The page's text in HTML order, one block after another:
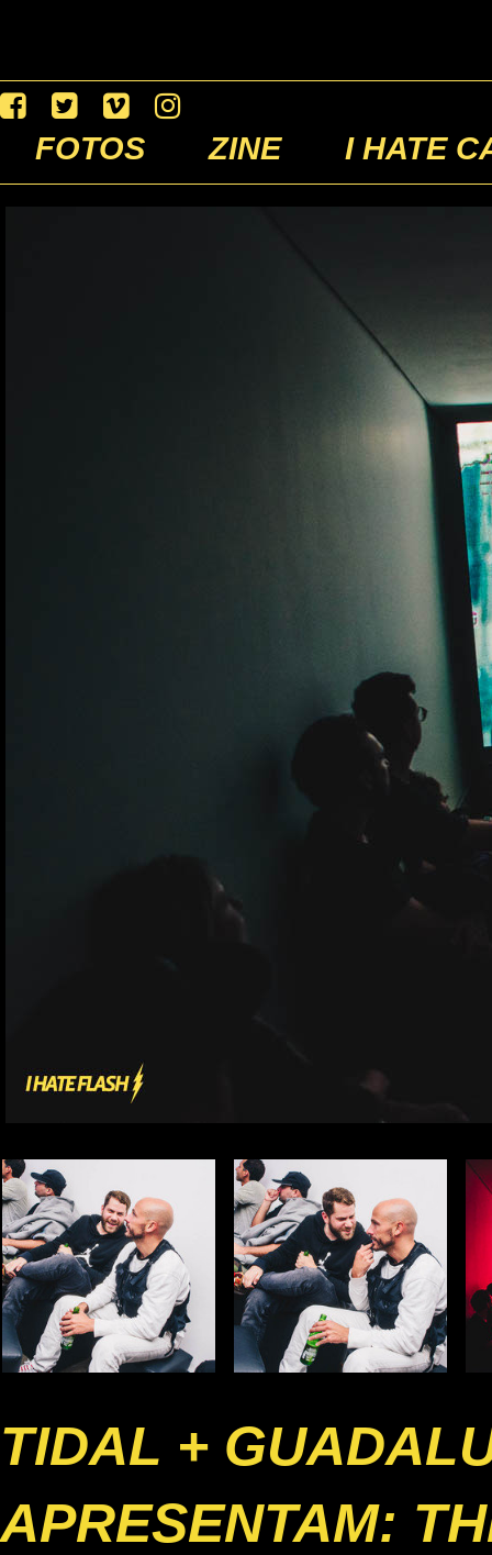
FOTOS ZINE I HATE
TIDAL +
APRESENTAM: